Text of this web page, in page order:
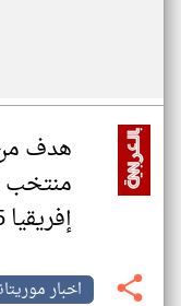
هدف
منتخب
إفريقيا 2025
اخبار